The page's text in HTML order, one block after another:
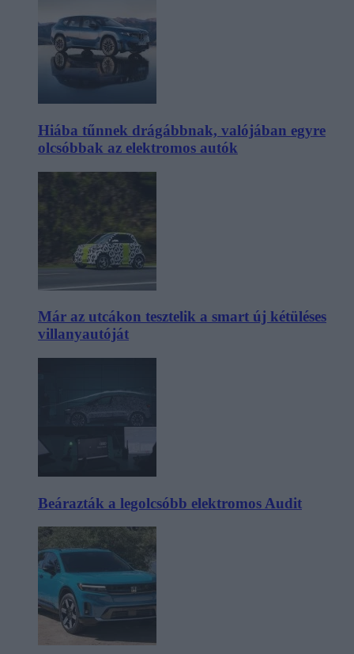
Hiába tűnnek drágábbnak, valójában egyre
olcsóbbak az elektromos autók
Már az utcákon tesztelik a smart új kétüléses
villanyautóját
Beárazták a legolcsóbb elektromos Audit